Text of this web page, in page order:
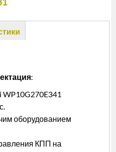
:
WP10G270E341
оборудованием
КПП на